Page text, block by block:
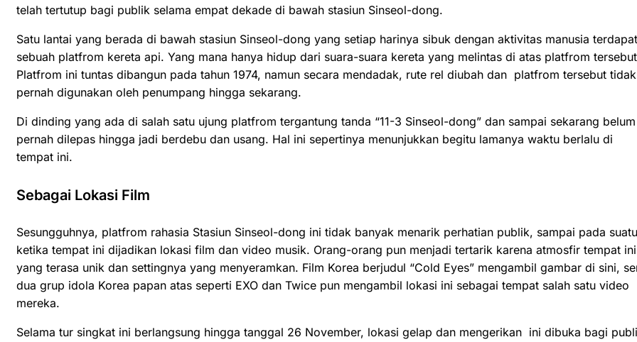
telah tertutup bagi publik selama empat dekade di bawah stasiun Sinseol-dong.
Satu lantai yang berada di bawah stasiun Sinseol-dong yang setiap harinya sibuk dengan aktivitas manusia terdapat
sebuah platfrom kereta api. Yang mana hanya hidup dari suara-suara kereta yang melintas di atas platfrom
Platfrom ini tuntas dibangun pada tahun 1974, namun secara mendadak, rute rel diubah dan platfrom tersebut tidak
pernah digunakan oleh penumpang hingga sekarang.
Di dinding yang ada di salah satu ujung platfrom tergantung tanda “11-3 Sinseol-dong” dan sampai sekarang belum
pernah dilepas hingga jadi berdebu dan usang. Hal ini sepertinya menunjukkan begitu lamanya waktu berlalu di
tempat ini.
Sebagai Lokasi Film
Sesungguhnya, platfrom rahasia Stasiun Sinseol-dong ini tidak banyak menarik perhatian publik, sampai pada suatu
ketika tempat ini dijadikan lokasi film dan video musik. Orang-orang pun menjadi tertarik karena atmosfir tempat ini
yang terasa unik dan settingnya yang menyeramkan. Film Korea berjudul “Cold Eyes” mengambil gambar di sini,
dua grup idola Korea papan atas seperti EXO dan Twice pun mengambil lokasi ini sebagai tempat salah satu video
mereka.
Selama tur singkat ini berlangsung hingga tanggal 26 November, lokasi gelap dan mengerikan ini dibuka bagi